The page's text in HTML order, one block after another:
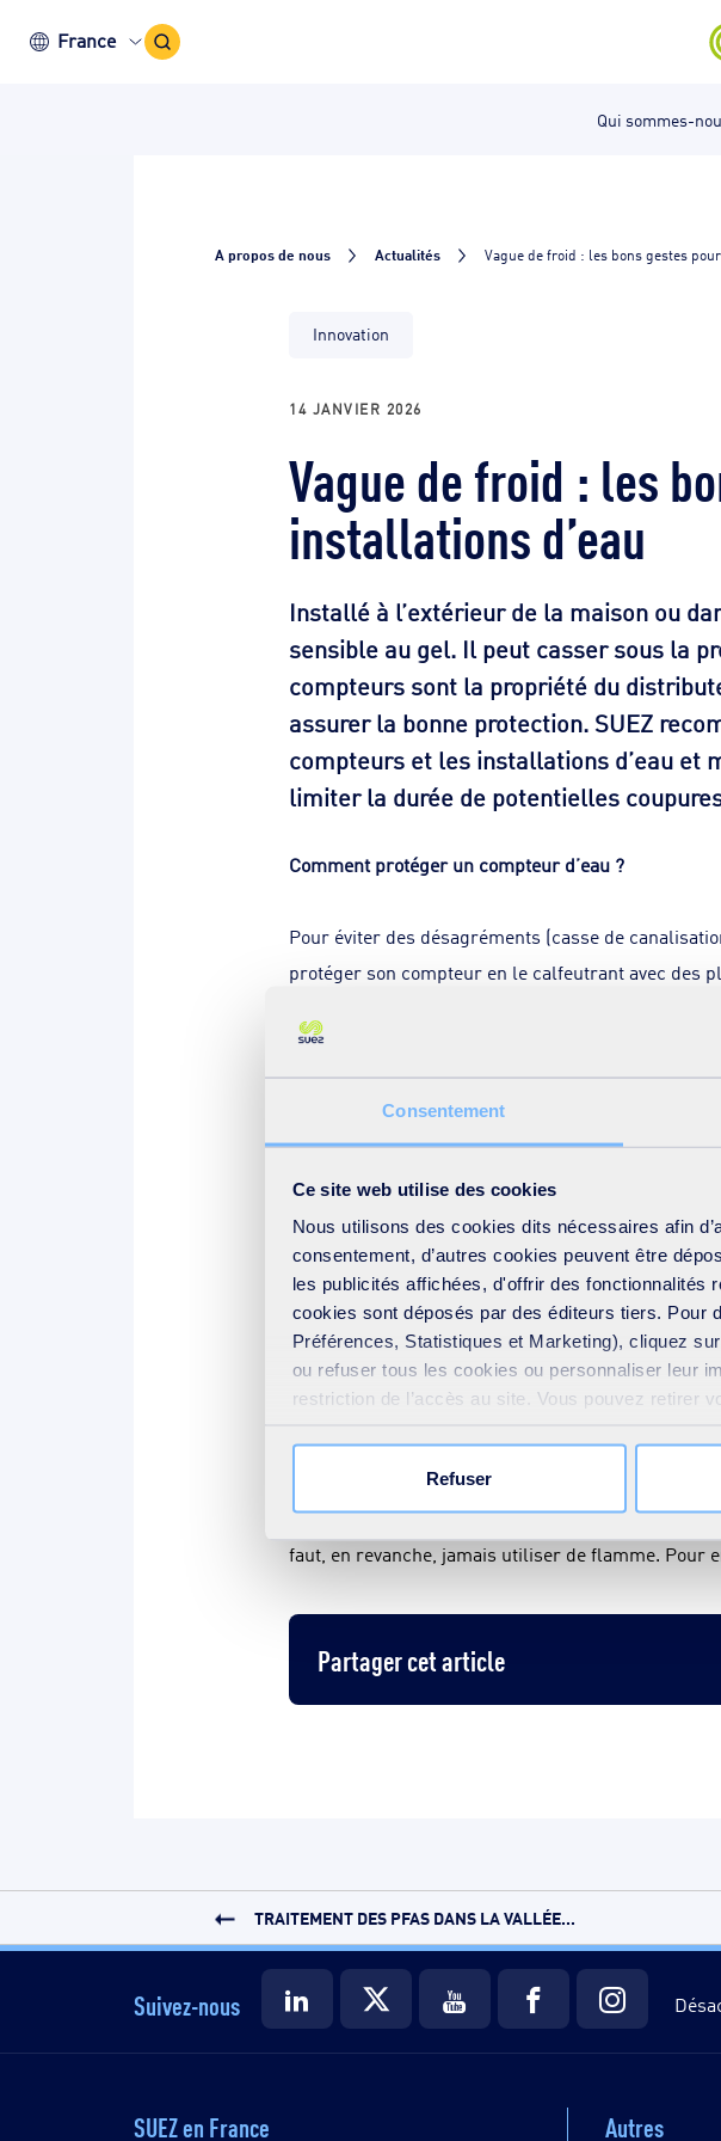
Consentement
Ce site web utilise des cookies
Nous utilisons des cookies dits nécessaires afin
consentement, d’autres cookies peuvent être
les publicités affichées, d'offrir des fonctionnalités
cookies sont déposés par des éditeurs tiers. Pour
Préférences, Statistiques et Marketing), cliquez
ou refuser tous les cookies ou personnaliser leur
restriction de l’accès au site. Vous pouvez retirer
Refuser
France Icône
recherche
Qui sommes-
A propos de nous Actualités Vague de froid : les bons gestes
Innovation
14 JANVIER 2026
Vague de froid : les
installations d’eau
Installé à l’extérieur de la maison ou
sensible au gel. Il peut casser sous la
compteurs sont la propriété du
assurer la bonne protection. SUEZ
compteurs et les installations d’eau et
limiter la durée de potentielles
Comment protéger un compteur d’eau ?
Pour éviter des désagréments (casse de
protéger son compteur en le calfeutrant avec des
vendues dans les magasins de bricolage. Autre
compteur. Il faut éviter les matériaux absorbant
organiques comme la paille ou les feuilles qui
Il est recommandé d’entourer tous les tuyaux
polystyrène, ainsi que ceux situés à l'entrée et à
proscrire.
Pour tout compteur gelé, il faut en premier lieu
L’utilisation d’une source de chaleur, un sèche-
faut, en revanche, jamais utiliser de flamme. Pour
Partager cet article
TRAITEMENT DES PFAS DANS LA VALLÉE...
Suivez-nous
SUEZ en France Autres